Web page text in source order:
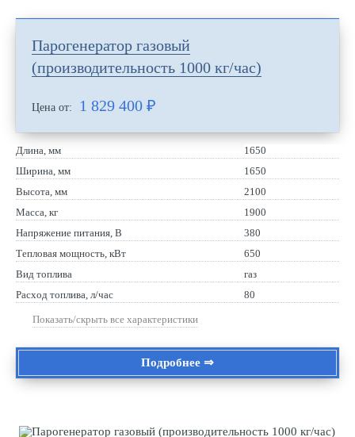
Парогенератор газовый
(производительность 1000 кг/час)
Цена от: 1 829 400 ₽
Длина, мм
1650
Ширина, мм
1650
Высота, мм
2100
Масса, кг
1900
Напряжение питания, В
380
Тепловая мощность, кВт
650
Вид топлива
газ
Расход топлива, л/час
80
Показать/скрыть все характеристики
Подробнее ⇒